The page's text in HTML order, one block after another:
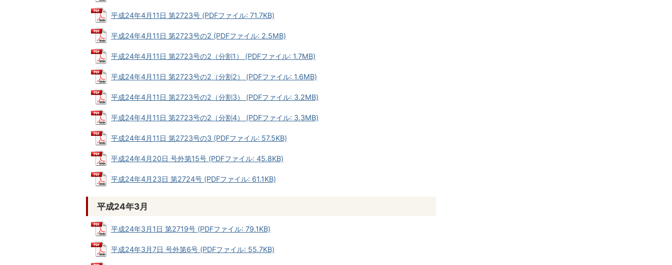
平成24年4月11日 第2723号 (PDFファイル: 71.7KB)
平成24年4月11日 第2723号の2 (PDFファイル: 2.5MB)
平成24年4月11日 第2723号の2（分割1） (PDFファイル: 1.7MB)
平成24年4月11日 第2723号の2（分割2） (PDFファイル: 1.6MB)
平成24年4月11日 第2723号の2（分割3） (PDFファイル: 3.2MB)
平成24年4月11日 第2723号の2（分割4） (PDFファイル: 3.3MB)
平成24年4月11日 第2723号の3 (PDFファイル: 57.5KB)
平成24年4月20日 号外第15号 (PDFファイル: 45.8KB)
平成24年4月23日 第2724号 (PDFファイル: 61.1KB)
平成24年3月
平成24年3月1日 第2719号 (PDFファイル: 79.1KB)
平成24年3月7日 号外第6号 (PDFファイル: 55.7KB)